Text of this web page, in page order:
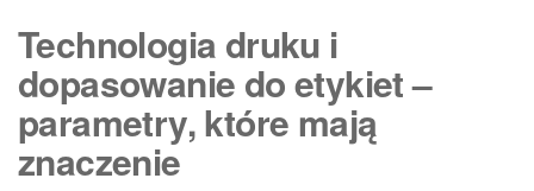
Technologia druku i
dopasowanie do etykiet –
parametry, które mają
znaczenie